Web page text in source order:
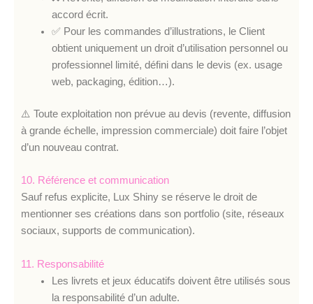
accord écrit.
✅ Pour les commandes d’illustrations, le Client
obtient uniquement un droit d’utilisation personnel ou
professionnel limité, défini dans le devis (ex. usage
web, packaging, édition…).
⚠️ Toute exploitation non prévue au devis (revente, diffusion
à grande échelle, impression commerciale) doit faire l’objet
d’un nouveau contrat.
10. Référence et communication
Sauf refus explicite, Lux Shiny se réserve le droit de
mentionner ses créations dans son portfolio (site, réseaux
sociaux, supports de communication).
11. Responsabilité
Les livrets et jeux éducatifs doivent être utilisés sous
la responsabilité d’un adulte.